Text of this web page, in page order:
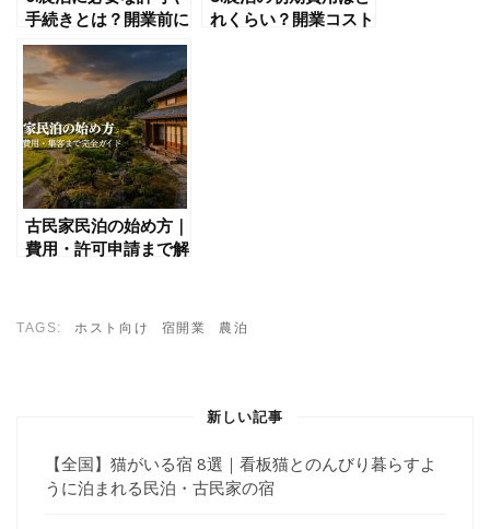
手続きとは？開業前に
押さえたい基礎知識
れくらい？開業コスト
古民家民泊の始め方｜
費用・許可申請まで解
TAGS: ホスト向け 宿開業 農泊
新しい記事
【全国】猫がいる宿 8選｜看板猫とのんびり暮らすよ
うに泊まれる民泊・古民家の宿